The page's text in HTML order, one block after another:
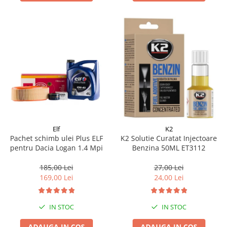
Elf
Pachet schimb ulei Plus ELF
pentru Dacia Logan 1.4 Mpi
185,00 Lei
169,00 Lei
IN STOC
K2
K2 Solutie Curatat Injectoare
Benzina 50ML ET3112
27,00 Lei
24,00 Lei
IN STOC